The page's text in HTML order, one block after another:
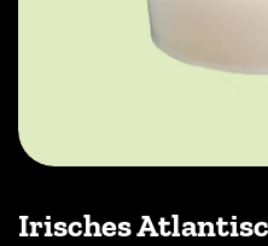
Irisches